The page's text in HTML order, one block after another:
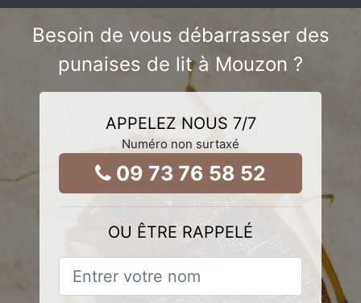
Besoin de vous débarrasser des
punaises de lit à Mouzon ?
APPELEZ NOUS 7/7
Numéro non surtaxé
09 73 76 58 52
OU ÊTRE RAPPELÉ